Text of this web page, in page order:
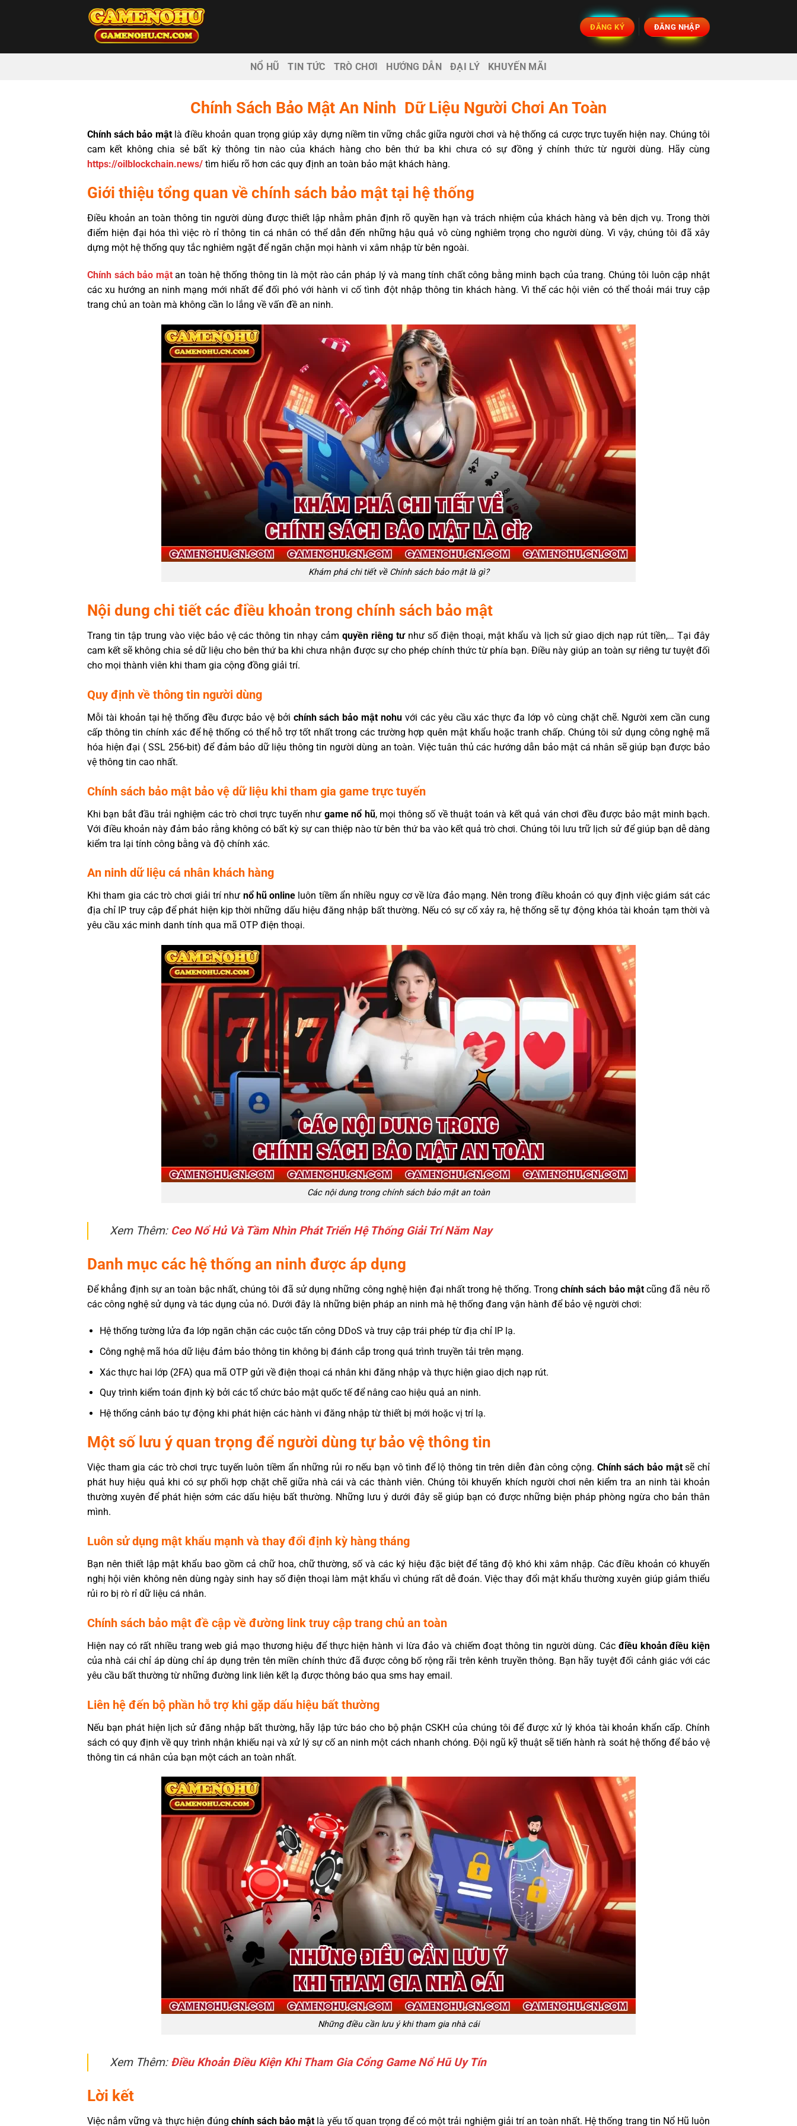
dung
ĐĂNG KÝ ĐĂNG NHẬP
NỔ HŨ TIN TỨC TRÒ CHƠI HƯỚNG DẪN ĐẠI LÝ KHUYẾN MÃI
Chính Sách Bảo Mật An Ninh Dữ Liệu Người Chơi An Toàn
Chính sách bảo mậtlà điều khoản quan trọng giúp xây dựng niềm tin vững chắc giữa người chơi và hệ thống cá cược trực tuyến hiện nay. Chúng tôi
cam kết không chia sẻ bất kỳ thông tin nào của khách hàng cho bên thứ ba khi chưa có sự đồng ý chính thức từ người dùng. Hãy cùng
https://oilblockchain.news/ tìm hiểu rõ hơn các quy định an toàn bảo mật khách hàng.
Giới thiệu tổng quan về chính sách bảo mật tại hệ thống
Điều khoản an toàn thông tin người dùng được thiết lập nhằm phân định rõ quyền hạn và trách nhiệm của khách hàng và bên dịch vụ. Trong thời
điểm hiện đại hóa thì việc rò rỉ thông tin cá nhân có thể dẫn đến những hậu quả vô cùng nghiêm trọng cho người dùng. Vì vậy, chúng tôi đã xây
dựng một hệ thống quy tắc nghiêm ngặt để ngăn chặn mọi hành vi xâm nhập từ bên ngoài.
Chính sách bảo mậtan toàn hệ thống thông tin là một rào cản pháp lý và mang tính chất công bằng minh bạch của trang. Chúng tôi luôn cập nhật
các xu hướng an ninh mạng mới nhất để đối phó với hành vi cố tình đột nhập thông tin khách hàng. Vì thế các hội viên có thể thoải mái truy cập
trang chủ an toàn mà không cần lo lắng về vấn đề an ninh.
Khám phá chi tiết về Chính sách bảo mật là gì?
Nội dung chi tiết các điều khoản trong chính sách bảo mật
Trang tin tập trung vào việc bảo vệ các thông tin nhạy cảmquyền riêng tưnhư số điện thoại, mật khẩu và lịch sử giao dịch nạp rút tiền,… Tại đây
cam kết sẽ không chia sẻ dữ liệu cho bên thứ ba khi chưa nhận được sự cho phép chính thức từ phía bạn. Điều này giúp an toàn sự riêng tư tuyệt đối
cho mọi thành viên khi tham gia cộng đồng giải trí.
Quy định về thông tin người dùng
Mỗi tài khoản tại hệ thống đều được bảo vệ bởi chính sách bảo mật nohu với các yêu cầu xác thực đa lớp vô cùng chặt chẽ. Người xem cần cung
cấp thông tin chính xác để hệ thống có thể hỗ trợ tốt nhất trong các trường hợp quên mật khẩu hoặc tranh chấp. Chúng tôi sử dụng công nghệ mã
hóa hiện đại ( SSL 256-bit) để đảm bảo dữ liệu thông tin người dùng an toàn. Việc tuân thủ các hướng dẫn bảo mật cá nhân sẽ giúp bạn được bảo
vệ thông tin cao nhất.
Chính sách bảo mật bảo vệ dữ liệu khi tham gia game trực tuyến
Khi bạn bắt đầu trải nghiệm các trò chơi trực tuyến như game nổ hũ, mọi thông số về thuật toán và kết quả ván chơi đều được bảo mật minh bạch.
Với điều khoản này đảm bảo rằng không có bất kỳ sự can thiệp nào từ bên thứ ba vào kết quả trò chơi. Chúng tôi lưu trữ lịch sử để giúp bạn dễ dàng
kiểm tra lại tính công bằng và độ chính xác.
An ninh dữ liệu cá nhân khách hàng
Khi tham gia các trò chơi giải trí như nổ hũ online luôn tiềm ẩn nhiều nguy cơ về lừa đảo mạng. Nên trong điều khoản có quy định việc giám sát các
địa chỉ IP truy cập để phát hiện kịp thời những dấu hiệu đăng nhập bất thường. Nếu có sự cố xảy ra, hệ thống sẽ tự động khóa tài khoản tạm thời và
yêu cầu xác minh danh tính qua mã OTP điện thoại.
Các nội dung trong chính sách bảo mật an toàn
Xem Thêm: Ceo Nổ Hủ Và Tầm Nhìn Phát Triển Hệ Thống Giải Trí Năm Nay
Danh mục các hệ thống an ninh được áp dụng
Để khẳng định sự an toàn bậc nhất, chúng tôi đã sử dụng những công nghệ hiện đại nhất trong hệ thống. Trongchính sách bảo mậtcũng đã nêu rõ
các công nghệ sử dụng và tác dụng của nó. Dưới đây là những biện pháp an ninh mà hệ thống đang vận hành để bảo vệ người chơi:
Hệ thống tường lửa đa lớp ngăn chặn các cuộc tấn công DDoS và truy cập trái phép từ địa chỉ IP lạ.
Công nghệ mã hóa dữ liệu đảm bảo thông tin không bị đánh cắp trong quá trình truyền tải trên mạng.
Xác thực hai lớp (2FA) qua mã OTP gửi về điện thoại cá nhân khi đăng nhập và thực hiện giao dịch nạp rút.
Quy trình kiểm toán định kỳ bởi các tổ chức bảo mật quốc tế để nâng cao hiệu quả an ninh.
Hệ thống cảnh báo tự động khi phát hiện các hành vi đăng nhập từ thiết bị mới hoặc vị trí lạ.
Một số lưu ý quan trọng để người dùng tự bảo vệ thông tin
Việc tham gia các trò chơi trực tuyến luôn tiềm ẩn những rủi ro nếu bạn vô tình để lộ thông tin trên diễn đàn công cộng. Chính sách bảo mậtsẽ chỉ
phát huy hiệu quả khi có sự phối hợp chặt chẽ giữa nhà cái và các thành viên. Chúng tôi khuyến khích người chơi nên kiểm tra an ninh tài khoản
thường xuyên để phát hiện sớm các dấu hiệu bất thường. Những lưu ý dưới đây sẽ giúp bạn có được những biện pháp phòng ngừa cho bản thân
mình.
Luôn sử dụng mật khẩu mạnh và thay đổi định kỳ hàng tháng
Bạn nên thiết lập mật khẩu bao gồm cả chữ hoa, chữ thường, số và các ký hiệu đặc biệt để tăng độ khó khi xâm nhập. Các điều khoản có khuyến
nghị hội viên không nên dùng ngày sinh hay số điện thoại làm mật khẩu vì chúng rất dễ đoán. Việc thay đổi mật khẩu thường xuyên giúp giảm thiểu
rủi ro bị rò rỉ dữ liệu cá nhân.
Chính sách bảo mật đề cập về đường link truy cập trang chủ an toàn
Hiện nay có rất nhiều trang web giả mạo thương hiệu để thực hiện hành vi lừa đảo và chiếm đoạt thông tin người dùng. Các điều khoản điều kiện
của nhà cái chỉ áp dùng chỉ áp dụng trên tên miền chính thức đã được công bố rộng rãi trên kênh truyền thông. Bạn hãy tuyệt đối cảnh giác với các
yêu cầu bất thường từ những đường link liên kết lạ được thông báo qua sms hay email.
Liên hệ đến bộ phần hỗ trợ khi gặp dấu hiệu bất thường
Nếu bạn phát hiện lịch sử đăng nhập bất thường, hãy lập tức báo cho bộ phận CSKH của chúng tôi để được xử lý khóa tài khoản khẩn cấp. Chính
sách có quy định về quy trình nhận khiếu nại và xử lý sự cố an ninh một cách nhanh chóng. Đội ngũ kỹ thuật sẽ tiến hành rà soát hệ thống để bảo vệ
thông tin cá nhân của bạn một cách an toàn nhất.
Những điều cần lưu ý khi tham gia nhà cái
Xem Thêm: Điều Khoản Điều Kiện Khi Tham Gia Cổng Game Nổ Hũ Uy Tín
Lời kết
Việc nắm vững và thực hiện đúng chính sách bảo mật là yếu tố quan trọng để có một trải nghiệm giải trí an toàn nhất. Hệ thống trang tin Nổ Hũ luôn